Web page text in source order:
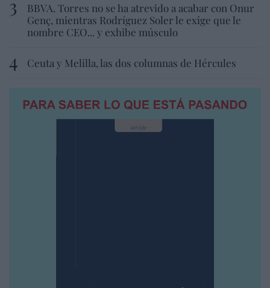
BBVA. Torres no se ha atrevido a acabar con Onur
Genç, mientras Rodríguez Soler le exige que le
nombre CEO... y exhibe músculo
Ceuta y Melilla, las dos columnas de Hércules